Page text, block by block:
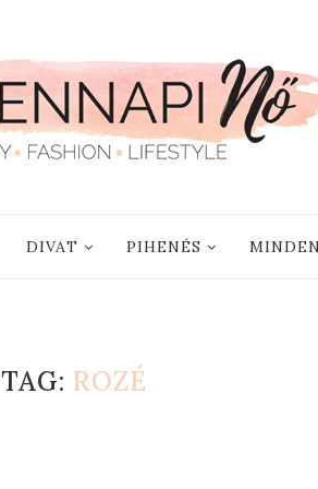
DIVAT PIHENÉS
TAG: ROZÉ